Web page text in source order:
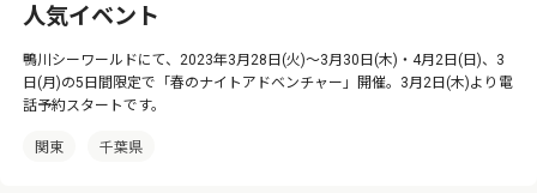
人気イベント
鴨川シーワールドにて、2023年3月28日(火)～3月30日(木)・4月2日(日)、3
日(月)の5日間限定で「春のナイトアドベンチャー」開催。3月2日(木)より電
話予約スタートです。
関東 千葉県